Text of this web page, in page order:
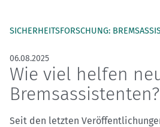
SICHERHEITSFORSCHUNG:
06.08.2025
Wie viel helfen
Bremsassistenten?
Seit den letzten